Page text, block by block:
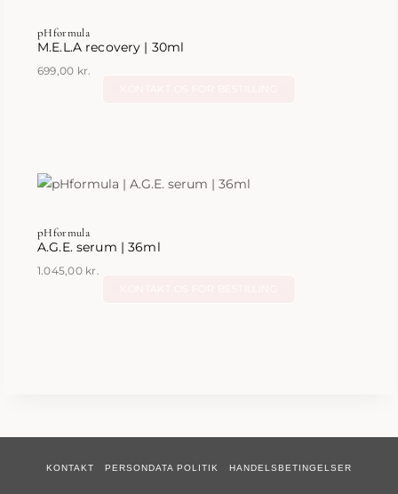
pHformula
M.E.L.A recovery | 30ml
699,00 kr.
pHformula
A.G.E. serum | 36ml
1.045,00 kr.
KONTAKT PERSONDATA POLITIK HANDELSBETINGELSER